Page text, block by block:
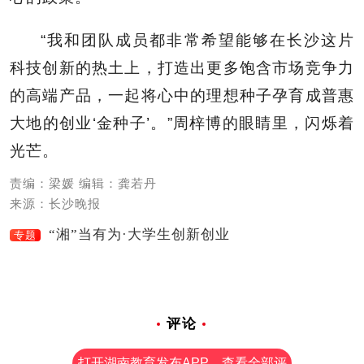
“我和团队成员都非常希望能够在长沙这片
科技创新的热土上，打造出更多饱含市场竞争力
的高端产品，一起将心中的理想种子孕育成普惠
大地的创业‘金种子’。”周梓博的眼睛里，闪烁着
光芒。
责编：梁媛 编辑：龚若丹
来源：长沙晚报
专题 “湘”当有为·大学生创新创业
评论